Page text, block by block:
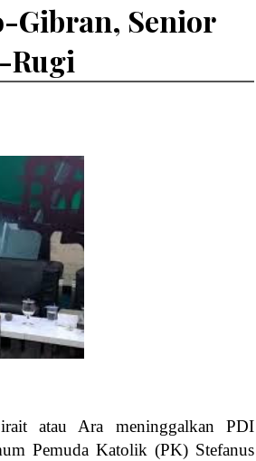
Gibran, Senior
Rugi
atau Ara meninggalkan PDI
Pemuda Katolik (PK) Stefanus